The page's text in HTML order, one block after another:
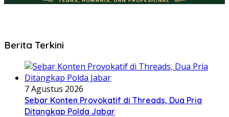
Berita Terkini
7 Agustus 2026
Sebar Konten Provokatif di Threads, Dua Pria
Ditangkap Polda Jabar